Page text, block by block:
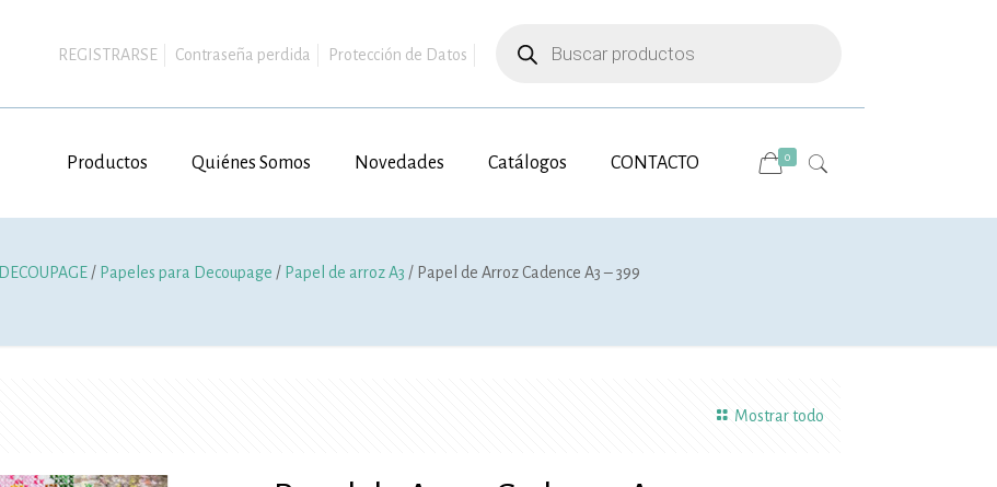
REGISTRARSE Contraseña perdida Protección de Datos
productos
Productos Quiénes Somos Novedades Catálogos CONTACTO 0
DECOUPAGE / Papeles para Decoupage / Papel de arroz A3 / Papel de Arroz Cadence A3 – 399
Mostrar todo